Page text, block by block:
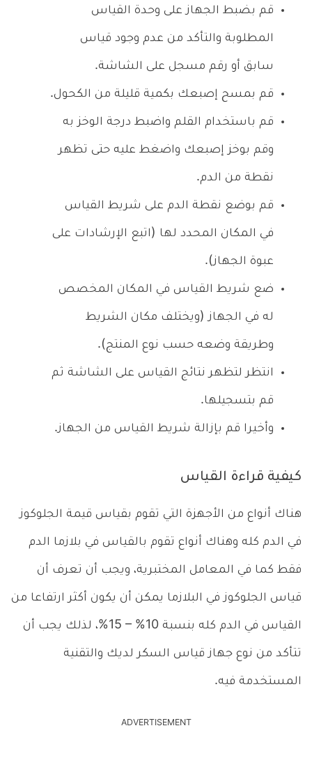
قم بضبط الجهاز على وحدة القياس
المطلوبة والتأكد من عدم وجود قياس
سابق أو رقم مسجل على الشاشة.
قم بمسح إصبعك بكمية قليلة من الكحول.
قم باستخدام القلم واضبط درجة الوخز به
وقم بوخز إصبعك واضغط عليه حتى تظهر
نقطة من الدم.
قم بوضع نقطة الدم على شريط القياس
في المكان المحدد لها (اتبع الإرشادات على
عبوة الجهاز).
ضع شريط القياس في المكان المخصص
له في الجهاز (ويختلف مكان الشريط
وطريقة وضعه حسب نوع المنتج).
انتظر لتظهر نتائج القياس على الشاشة ثم
قم بتسجيلها.
وأخيرا قم بإزالة شريط القياس من الجهاز.
كيفية قراءة القياس
هناك أنواع من الأجهزة التي تقوم بقياس قيمة الجلوكوز
في الدم كله وهناك أنواع تقوم بالقياس في بلازما الدم
فقط كما في المعامل المختبرية، ويجب أن تعرف أن
قياس الجلوكوز في البلازما يمكن أن يكون أكثر ارتفاعا من
القياس في الدم كله بنسبة 10% – 15%، لذلك يجب أن
تتأكد من نوع جهاز قياس السكر لديك والتقنية
المستخدمة فيه.
ADVERTISEMENT